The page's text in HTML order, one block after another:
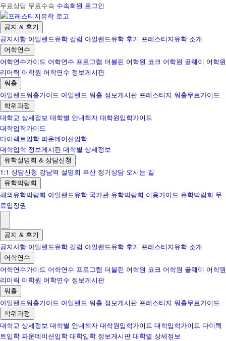
무료상담 무료수속 수속회원 로그인
공지 & 후기
공지사항 아일랜드유학 칼럼 아일랜드유학 후기 프레스티지유학 소개
어학연수
어학연수가이드 어학연수 프로그램 더블린 어학원 코크 어학원 골웨이 어학원
리머릭 어학원 어학연수 정보게시판
워홀
아일랜드워홀가이드 아일랜드 워홀 정보게시판 프레스티지 워홀무료가이드
학위과정
대학교 상세정보 대학별 안내책자 대학원입학가이드
대학입학가이드
다이렉트입학 파운데이션입학
대학입학 정보게시판 대학별 상세정보
유학설명회 & 상담신청
1:1 상담신청 강남역 설명회 부산 정기상담 오시는 길
유학박람회
해외유학박람회 아일랜드유학 국가관 유학박람회 이용가이드 유학박람회 무
료입장권
공지 & 후기
공지사항 아일랜드유학 칼럼 아일랜드유학 후기 프레스티지유학 소개
어학연수
어학연수가이드 어학연수 프로그램 더블린 어학원 코크 어학원 골웨이 어학원
리머릭 어학원 어학연수 정보게시판
워홀
아일랜드워홀가이드 아일랜드 워홀 정보게시판 프레스티지 워홀무료가이드
학위과정
대학교 상세정보 대학별 안내책자 대학원입학가이드 대학입학가이드 다이렉
트입학 파운데이션입학 대학입학 정보게시판 대학별 상세정보